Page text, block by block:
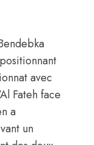
avec
Fateh face
a
un